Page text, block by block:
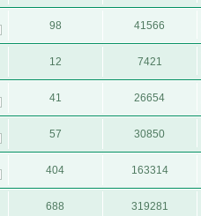
98 41566
12 7421
41 26654
57 30850
404 163314
688 319281